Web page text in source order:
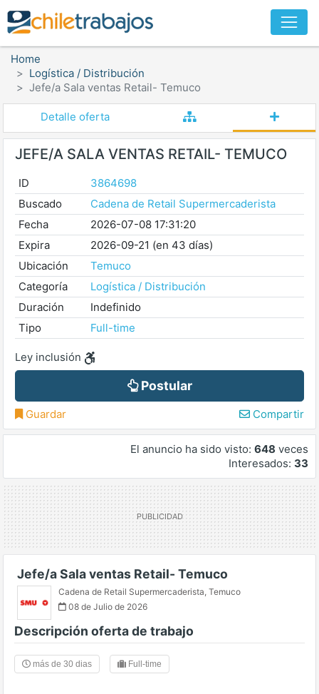
Home
Logística / Distribución
Jefe/a Sala ventas Retail- Temuco
Detalle oferta
JEFE/A SALA VENTAS RETAIL- TEMUCO
ID
3864698
Buscado
Cadena de Retail Supermercaderista
Fecha
2026-07-08 17:31:20
Expira
2026-09-21 (en 43 días)
Ubicación
Temuco
Categoría
Logística / Distribución
Duración
Indefinido
Tipo
Full-time
Ley inclusión
Postular
Guardar Compartir
El anuncio ha sido visto: 648 veces
Interesados: 33
Jefe/a Sala ventas Retail- Temuco
Cadena de Retail Supermercaderista, Temuco
08 de Julio de 2026
Descripción oferta de trabajo
más de 30 dias Full-time